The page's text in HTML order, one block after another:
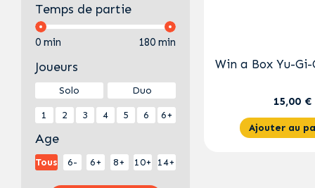
Temps de partie
0 min 180 min
Joueurs
Solo Duo
1 2 3 4 5 6 6+
Age
Tous 6- 6+ 8+ 10+ 14+
Win a Box Yu-
15,00 €
Ajouter au